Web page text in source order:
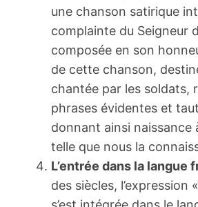
une chanson satirique
complainte du Seigneur
composée en son
de cette chanson,
chantée par les soldats,
phrases évidentes et
donnant ainsi naissance
telle que nous la
L’entrée dans la langue
des siècles, l’expression